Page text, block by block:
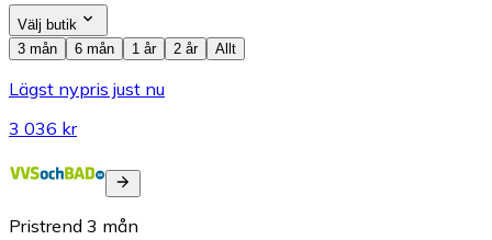
Välj butik
3 mån
6 mån 1 år 2 år Allt
Lägst nypris just nu
3 036 kr
Pristrend 3 mån